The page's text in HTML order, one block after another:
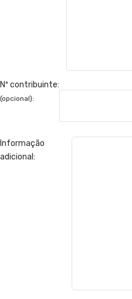
Nº contribuinte:
(opcional):
Informação
adicional: